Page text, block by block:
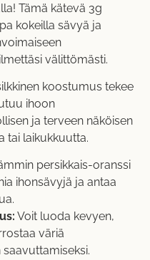
Tämä kätevä 3g
kokeilla sävyä ja
välittömästi.
koostumus tekee
ihoon
ja terveen näköisen
tai laikukkuutta.
persikkais-oranssi
ihonsävyjä ja antaa
Voit luoda kevyen,
väriä